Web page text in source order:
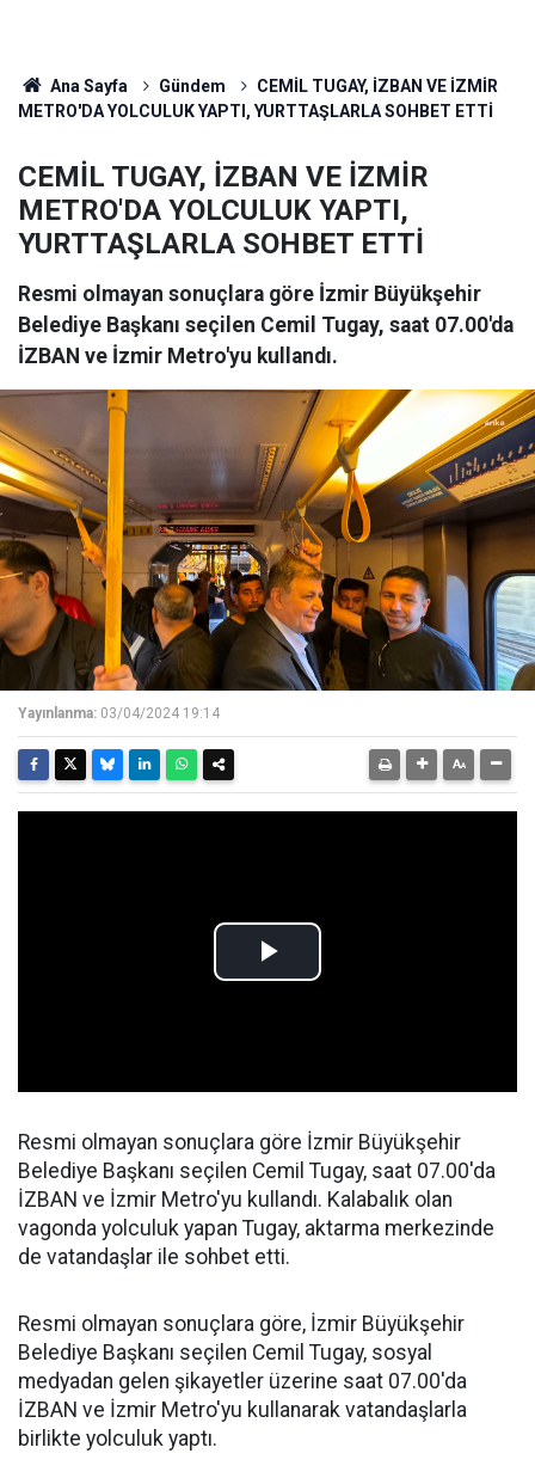
Ana Sayfa Gündem
CEMİL TUGAY, İZBAN VE İZMİR
METRO'DA YOLCULUK YAPTI, YURTTAŞLARLA SOHBET ETTİ
CEMİL TUGAY, İZBAN VE İZMİR
METRO'DA YOLCULUK YAPTI,
YURTTAŞLARLA SOHBET ETTİ
Resmi olmayan sonuçlara göre İzmir Büyükşehir
Belediye Başkanı seçilen Cemil Tugay, saat 07.00'da
İZBAN ve İzmir Metro'yu kullandı.
Yayınlanma: 03/04/2024 19:14
Resmi olmayan sonuçlara göre İzmir Büyükşehir
Belediye Başkanı seçilen Cemil Tugay, saat 07.00'da
İZBAN ve İzmir Metro'yu kullandı. Kalabalık olan
vagonda yolculuk yapan Tugay, aktarma merkezinde
de vatandaşlar ile sohbet etti.
Resmi olmayan sonuçlara göre, İzmir Büyükşehir
Belediye Başkanı seçilen Cemil Tugay, sosyal
medyadan gelen şikayetler üzerine saat 07.00'da
İZBAN ve İzmir Metro'yu kullanarak vatandaşlarla
birlikte yolculuk yaptı.